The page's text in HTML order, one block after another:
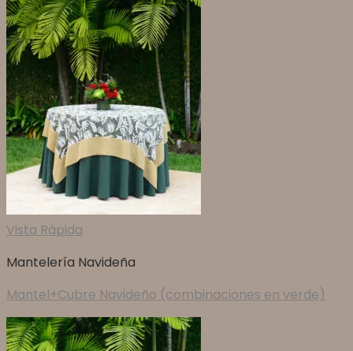
Vista Rápida
Mantelería Navideña
Mantel+Cubre Navideño (combinaciones en verde)